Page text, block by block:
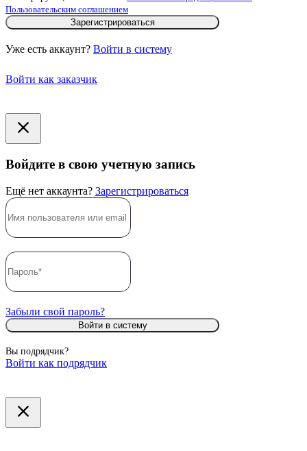
Пользовательским соглашением
Зарегистрироваться
Уже есть аккаунт? Войти в систему
Войти как заказчик
Войдите в свою учетную запись
Ещё нет аккаунта? Зарегистрироваться
Забыли свой пароль?
Войти в систему
Вы подрядчик?
Войти как подрядчик